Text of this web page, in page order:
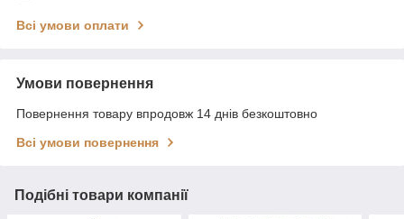
Всі умови оплати
Умови повернення
Повернення товару впродовж 14 днів безкоштовно
Всі умови повернення
Подібні товари компанії